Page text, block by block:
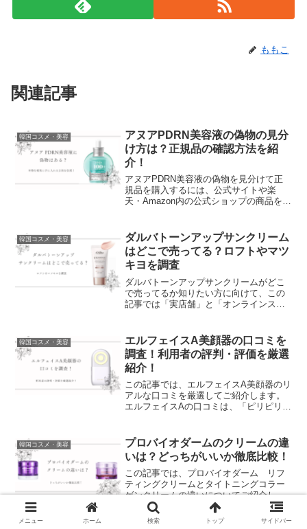
ももこ
関連記事
韓国コスメ・美容
アヌアPDRN美容液の偽物の見分
け方は？正規品の確認方法を紹
介！
アヌアPDRN美容液の偽物を見分けて正
規品を購入するには、公式サイトや楽
天・Amazon内の公式ショップの商品をチ
入すると、偽物に当たってしまうリスク
があります。​偽...
韓国コスメ・美容
ダルバトーンアップサンクリーム
はどこで売ってる？ロフトやマツ
キヨを調査
ダルバトーンアップサンクリームがどこ
で売ってるか知りたい方に向けて、この
記事では「実店舗」と「オンラインスト
ンストアの方が在庫が安定しており、確
実に購入しやすい状況です...
韓国コスメ・美容
エルフェイスA美顔器の口コミを
調査！利用者の評判・評価を厳選
紹介！
この記事では、エルフェイスA美顔器のリ
アルな口コミを厳選してご紹介します。
エルフェイスAの口コミは、「ピリピリし
すっきりした」「むくみが取れて顔が軽
くなった」といった良...
韓国コスメ・美容
プロバイオダームのクリームの違
いは？どっちがいいか徹底比較！
この記事では、プロバイオダーム リフ
ティングクリームとタイトニングコラー
ゲンクリームの違いについてご紹介しま
す。リフティングクリームは、ハリ感と
しっとりとした保湿力に優れたエイジン
メニュー ホーム 検索 トップ サイドバー